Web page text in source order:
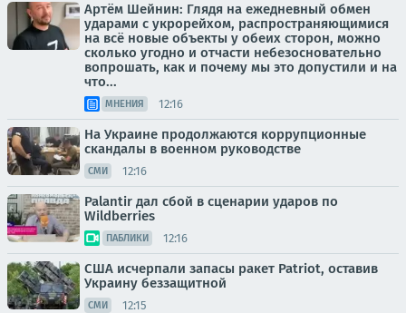
Артём Шейнин: Глядя на ежедневный обмен
ударами с укрорейхом, распространяющимися
на всё новые объекты у обеих сторон, можно
сколько угодно и отчасти небезосновательно
вопрошать, как и почему мы это допустили и на
что...
МНЕНИЯ 12:16
На Украине продолжаются коррупционные
скандалы в военном руководстве
СМИ 12:16
Palantir дал сбой в сценарии ударов по
Wildberries
ПАБЛИКИ 12:16
США исчерпали запасы ракет Patriot, оставив
Украину беззащитной
СМИ 12:15